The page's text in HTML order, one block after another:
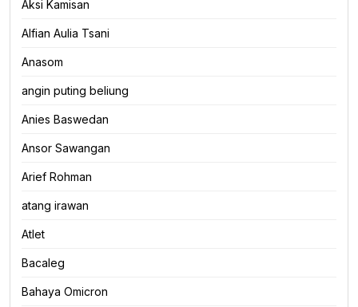
Aksi Kamisan
Alfian Aulia Tsani
Anasom
angin puting beliung
Anies Baswedan
Ansor Sawangan
Arief Rohman
atang irawan
Atlet
Bacaleg
Bahaya Omicron